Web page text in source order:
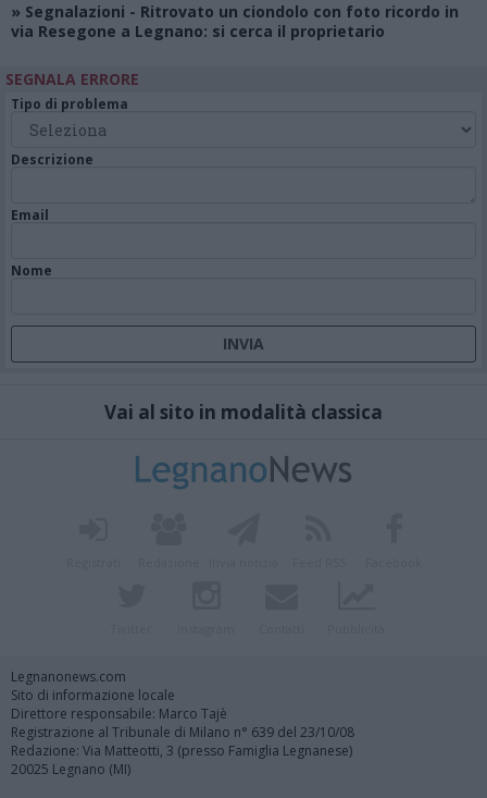
» Segnalazioni - Ritrovato un ciondolo con foto ricordo in
via Resegone a Legnano: si cerca il proprietario
SEGNALA ERRORE
Tipo di problema
Descrizione
Email
Nome
Vai al sito in modalità classica
Legnanonews.com
Sito di informazione locale
Direttore responsabile: Marco Tajè
Registrazione al Tribunale di Milano n° 639 del 23/10/08
Redazione: Via Matteotti, 3 (presso Famiglia Legnanese)
20025 Legnano (MI)